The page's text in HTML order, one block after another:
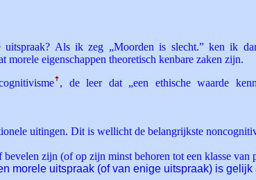
Als ik zeg „Moorden is slecht.” ken ik
morele eigenschappen theoretisch kenbare zaken zijn.
ꜛ , de leer dat „een ethische waarde
uitingen. Dit is wellicht de belangrijkste
zijn (of op zijn minst behoren tot een klasse
morele uitspraak (of van enige uitspraak) is